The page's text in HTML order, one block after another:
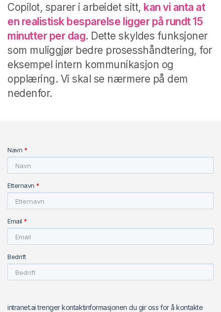
Copilot, sparer i arbeidet sitt, kan vi anta at
en realistisk besparelse ligger på rundt 15
minutter per dag. Dette skyldes funksjoner
som muliggjør bedre prosesshåndtering, for
eksempel intern kommunikasjon og
opplæring. Vi skal se nærmere på dem
nedenfor.
Navn *
Etternavn *
Email *
Bedrift
intranet.ai trenger kontaktinformasjonen du gir oss for å kontakte